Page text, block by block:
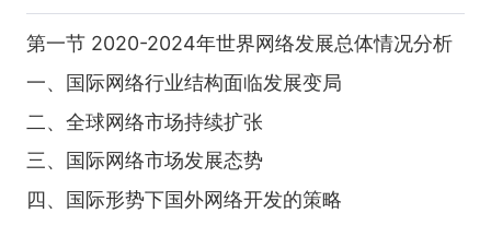
第一节 2020-2024年世界网络发展总体情况分析
一、国际网络行业结构面临发展变局
二、全球网络市场持续扩张
三、国际网络市场发展态势
四、国际形势下国外网络开发的策略